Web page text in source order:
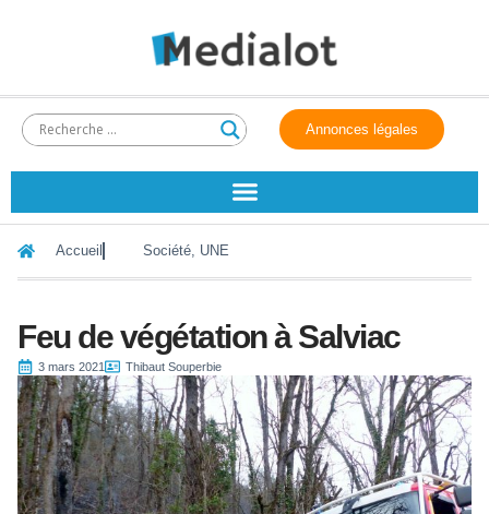
Annonces légales
Accueil Société, UNE
Feu de végétation à Salviac
3 mars 2021 Thibaut Souperbie